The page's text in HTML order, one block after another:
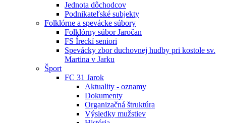
Jednota dôchodcov
Podnikateľské subjekty
Folklórne a spevácke súbory
Folklórny súbor Jaročan
FS Íreckí seniori
Spevácky zbor duchovnej hudby pri kostole sv.
Martina v Jarku
Šport
FC 31 Jarok
Aktuality - oznamy
Dokumenty
Organizačná štruktúra
Výsledky mužstiev